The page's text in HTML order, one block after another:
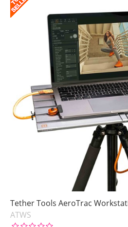
Tether Tools AeroTrac
ATWS